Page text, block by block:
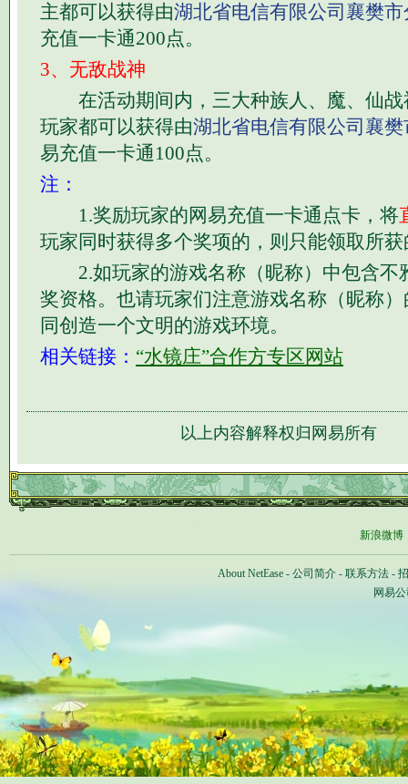
主都可以获得由湖北省电信有限公司襄樊
充值一卡通200点。
3、无敌战神
在活动期间内，三大种族人、魔、仙战
玩家都可以获得由湖北省电信有限公司襄
易充值一卡通100点。
注：
1.奖励玩家的网易充值一卡通点卡，将
玩家同时获得多个奖项的，则只能领取所
2.如玩家的游戏名称（昵称）中包含不
奖资格。也请玩家们注意游戏名称（昵称
同创造一个文明的游戏环境。
相关链接： “水镜庄”合作方专区网站
以上内容解释权归网易所有
新浪微博
About NetEase - 公司简介 - 联系方法 -
网易